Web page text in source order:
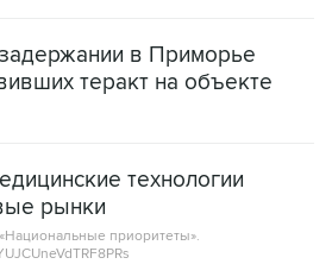
в Приморье
теракт на объекте
технологии
рынки
приоритеты».